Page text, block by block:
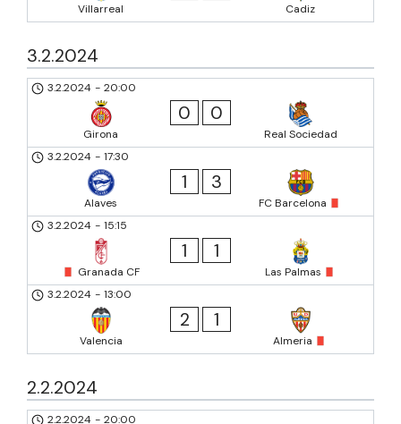
Villarreal Cadiz
3.2.2024
3.2.2024 - 20:00
Girona
0 0
Real Sociedad
3.2.2024 - 17:30
Alaves
1 3
FC Barcelona
3.2.2024 - 15:15
Granada CF
1 1
Las Palmas
3.2.2024 - 13:00
Valencia
2 1
Almeria
2.2.2024
2.2.2024 - 20:00